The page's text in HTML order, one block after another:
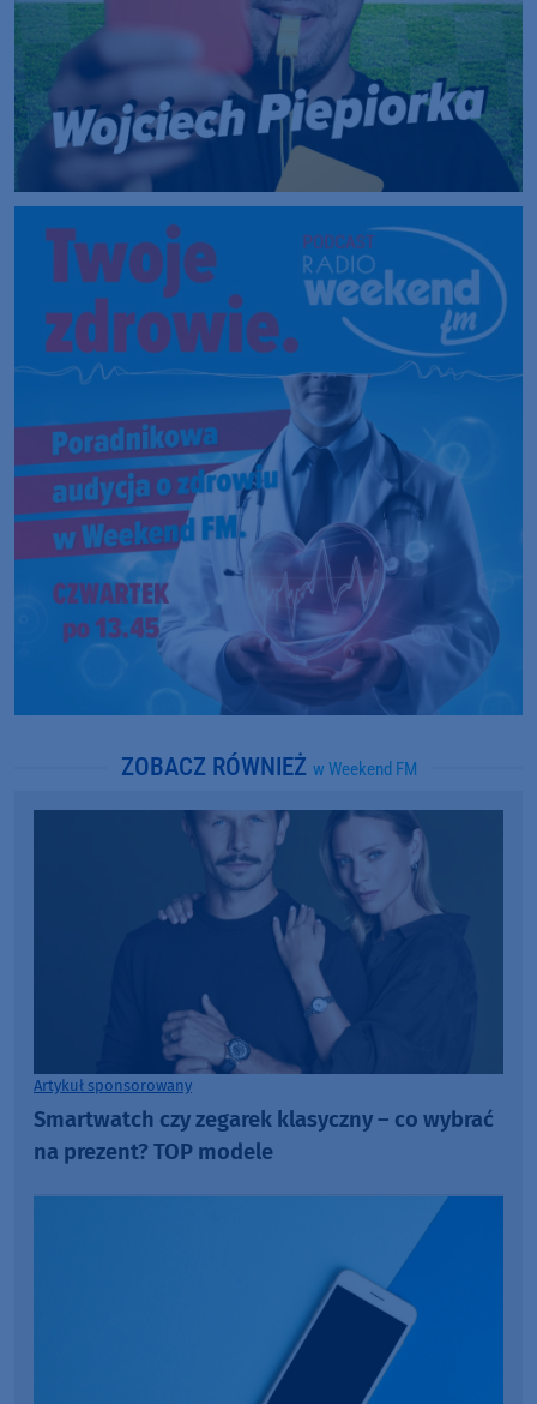
ZOBACZ RÓWNIEŻ w Weekend FM
Artykuł sponsorowany
Smartwatch czy zegarek klasyczny – co wybrać
na prezent? TOP modele